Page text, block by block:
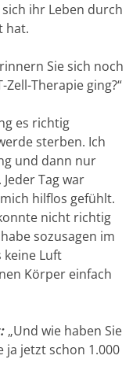
ihr Leben durch
hat.
Sie sich noch
Zell-Therapie ging?“
es richtig
sterben. Ich
und dann nur
Tag war
hilflos gefühlt.
nicht richtig
sozusagen im
keine Luft
Körper einfach
„Und wie haben Sie
ja jetzt schon 1.000